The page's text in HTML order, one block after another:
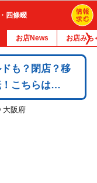
四條畷
お店News お店みち
も？閉店？移
！こちらは…
大阪府